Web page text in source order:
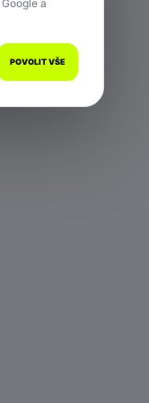
a
POVOLIT VŠE